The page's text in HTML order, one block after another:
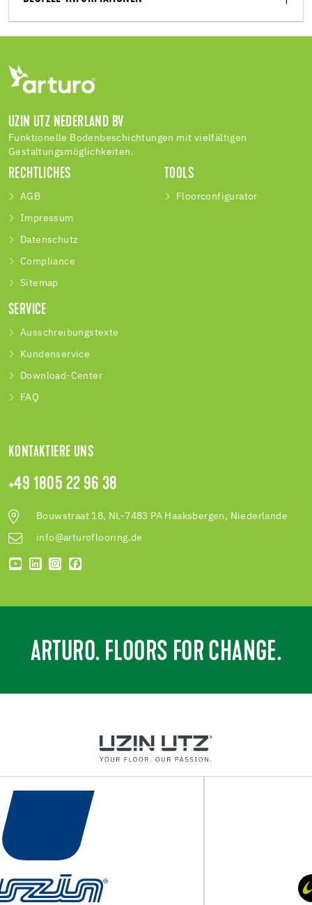
UZIN UTZ NEDERLAND BV
Funktionelle Bodenbeschichtungen mit vielfältigen
Gestaltungsmöglichkeiten.
RECHTLICHES
AGB
Impressum
Datenschutz
Compliance
Sitemap
TOOLS
Floorconfigurator
SERVICE
Ausschreibungstexte
Kundenservice
Download-Center
FAQ
KONTAKTIERE UNS
+49 1805 22 96 38
Bouwstraat 18, NL-7483 PA Haaksbergen, Niederlande
info@arturoflooring.de
ARTURO. FLOORS FOR CHANGE.